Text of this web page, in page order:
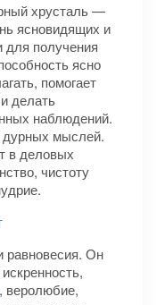
хрусталь —
ясновидящих и
для получения
ясно
помогает
делать
наблюдений.
дурных мыслей.
в деловых
чистоту
равновесия. Он
, веролюбие,